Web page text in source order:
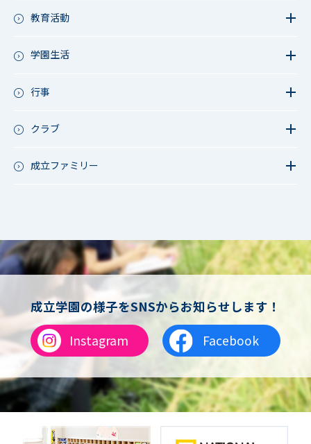
教育活動
教育活動（高校）
アース・プロジェクト
学園生活
今日の1枚～ｸﾗｽ&ｸﾗﾌﾞ編～
行事
成立祭（文化祭）
クラブ
軟式野球
女子バスケットボール
男女バスケットボール（中学）
男子バドミントン
女子バドミントン
チアリーディング
総合格闘技
合気道
女子テニス
男子バレーボール
体操
ダンス
英会話
音楽（コーラス）
成立ファミリー
成立学園の様子をSNSからお知らせします！
Instagram
Facebook